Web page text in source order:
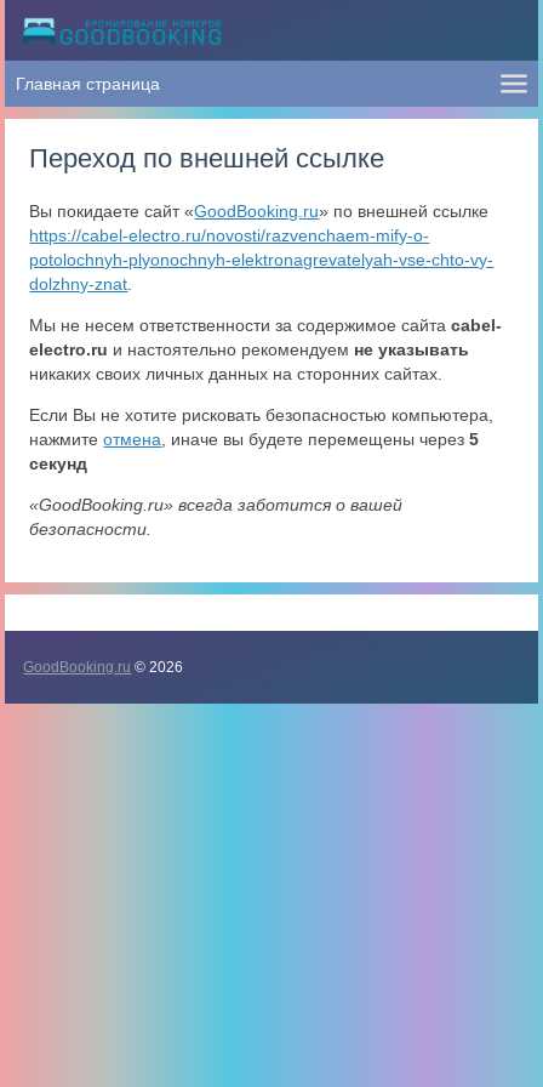
Переход по внешней ссылке
Вы покидаете сайт «GoodBooking.ru» по внешней ссылке
https://cabel-electro.ru/novosti/razvenchaem-mify-o-
potolochnyh-plyonochnyh-elektronagrevatelyah-vse-chto-vy-
dolzhny-znat
Мы не несем ответственности за содержимое сайтаcabel-
electro.ru и настоятельно рекомендуем не указывать
никаких своих личных данных на сторонних сайтах.
Если Вы не хотите рисковать безопасностью компьютера,
нажмитеотмена , иначе вы будете перемещены через5
секунд
«GoodBooking.ru» всегда заботится о вашей
безопасности.
GoodBooking.ru © 2026